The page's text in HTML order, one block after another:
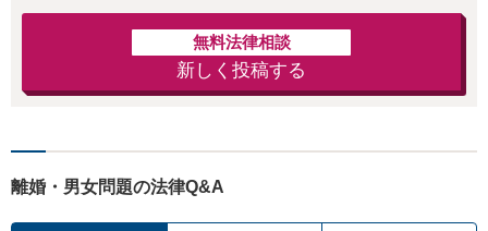
無料法律相談
新しく投稿する
離婚・男女問題の法律Q&A